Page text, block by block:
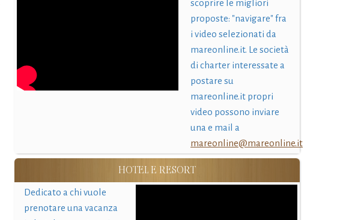
scoprire le migliori
proposte: "navigare" fra
i video selezionati da
mareonline.it. Le società
di charter interessate a
postare su
mareonline.it propri
video possono inviare
una e mail a
mareonline@mareonline.it
HOTEL E RESORT
Dedicato a chi vuole
prenotare una vacanza